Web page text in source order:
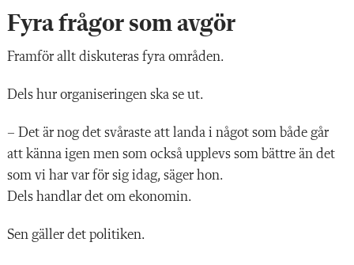
Fyra frågor som avgör
Framför allt diskuteras fyra områden.
Dels hur organiseringen ska se ut.
– Det är nog det svåraste att landa i något som både går
att känna igen men som också upplevs som bättre än det
som vi har var för sig idag, säger hon.
Dels handlar det om ekonomin.
Sen gäller det politiken.